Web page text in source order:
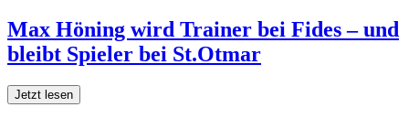
Max Höning wird Trainer bei Fides – und
bleibt Spieler bei St.Otmar
Jetzt lesen